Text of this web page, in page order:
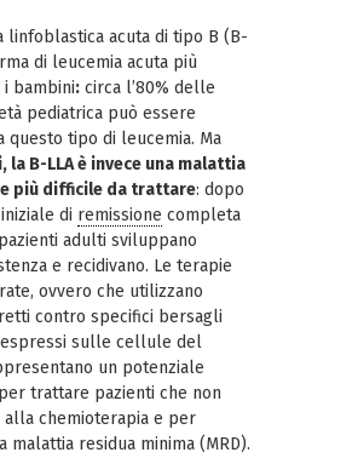
linfoblastica acuta di tipo B (B-
di leucemia acuta più
bambini: circa l’80% delle
pediatrica può essere
questo tipo di leucemia. Ma
la B-LLA è invece una malattia
più difficile da trattare: dopo
di remissione completa
adulti sviluppano
e recidivano. Le terapie
ovvero che utilizzano
contro specifici bersagli
sulle cellule del
un potenziale
trattare pazienti che non
alla chemioterapia e per
malattia residua minima (MRD).